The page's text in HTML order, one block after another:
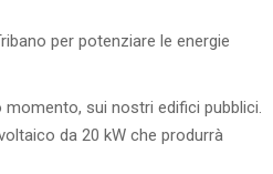
per potenziare le energie
sui nostri edifici pubblici.
da 20 kW che produrrà